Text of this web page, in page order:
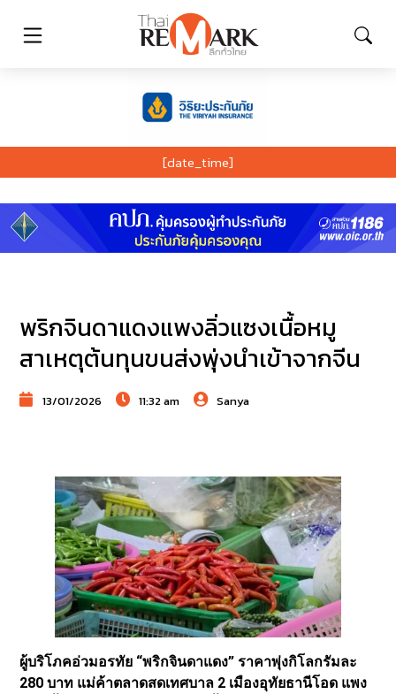
[date_time]
พริกจินดาแดงแพงลิ่วแซงเนื้อหมู
สาเหตุต้นทุนขนส่งพุ่งนำเข้าจากจีน
13/01/2026 11:32 am Sanya
ผู้บริโภคอ่วมอรทัย “พริกจินดาแดง” ราคาพุ่งกิโลกรัมละ
280 บาท แม่ค้าตลาดสดเทศบาล 2 เมืองอุทัยธานีโอด แพง